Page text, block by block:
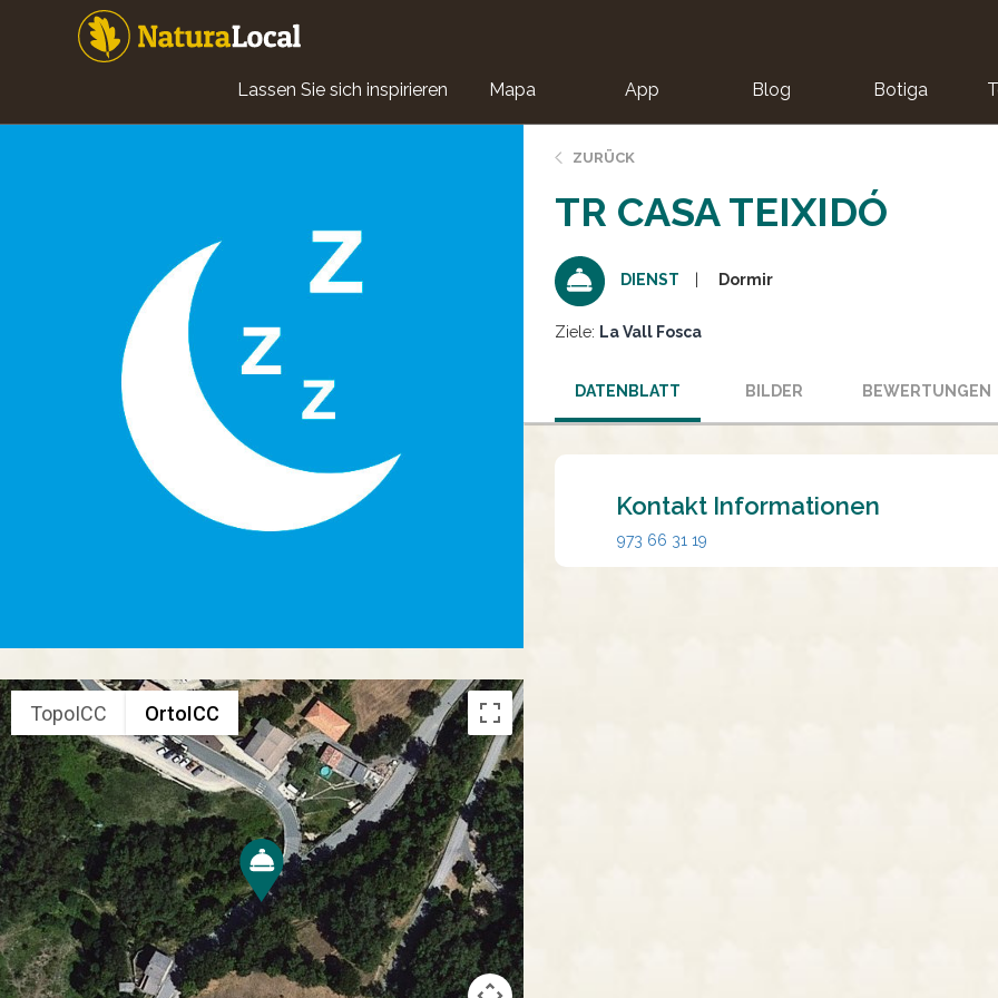
Main
navigation
Lassen Sie sich inspirieren Mapa App Blog Botiga
TopoICC OrtoICC
ZURÜCK
TR CASA TEIXIDÓ
DIENST Dormir
Ziele: La Vall Fosca
DATENBLATT BILDER BEWERTUNGEN
Kontakt Informationen
973 66 31 19